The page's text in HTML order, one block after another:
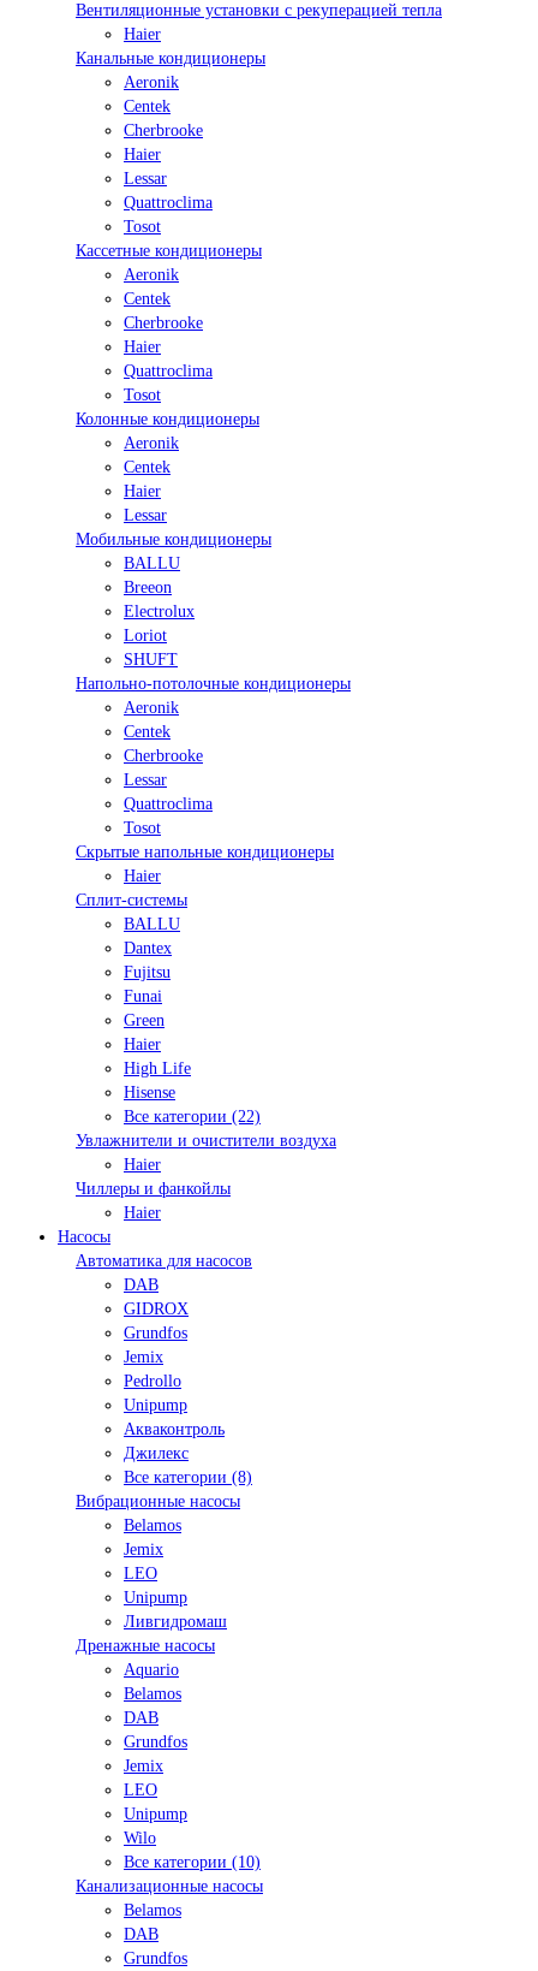
Вентиляционные установки с рекуперацией тепла
Haier
Канальные кондиционеры
Aeronik
Centek
Cherbrooke
Haier
Lessar
Quattroclima
Tosot
Кассетные кондиционеры
Aeronik
Centek
Cherbrooke
Haier
Quattroclima
Tosot
Колонные кондиционеры
Aeronik
Centek
Haier
Lessar
Мобильные кондиционеры
BALLU
Breeon
Electrolux
Loriot
SHUFT
Напольно-потолочные кондиционеры
Aeronik
Centek
Cherbrooke
Lessar
Quattroclima
Tosot
Скрытые напольные кондиционеры
Haier
Сплит-системы
BALLU
Dantex
Fujitsu
Funai
Green
Haier
High Life
Hisense
Все категории (22)
Увлажнители и очистители воздуха
Haier
Чиллеры и фанкойлы
Haier
Насосы
Автоматика для насосов
DAB
GIDROX
Grundfos
Jemix
Pedrollo
Unipump
Акваконтроль
Джилекс
Все категории (8)
Вибрационные насосы
Belamos
Jemix
LEO
Unipump
Ливгидромаш
Дренажные насосы
Aquario
Belamos
DAB
Grundfos
Jemix
LEO
Unipump
Wilo
Все категории (10)
Канализационные насосы
Belamos
DAB
Grundfos